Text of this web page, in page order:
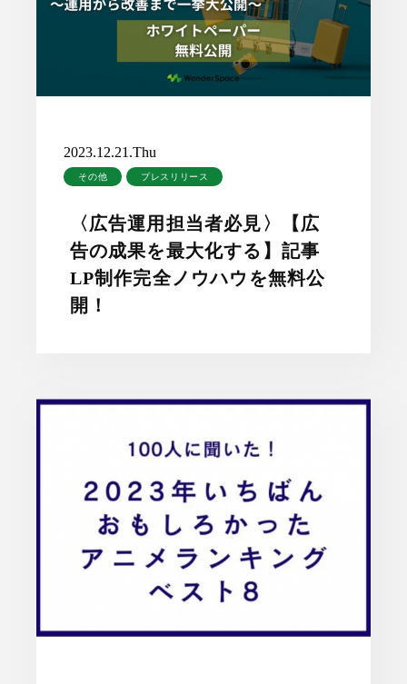
2023.12.21.Thu
その他 プレスリリース
〈広告運用担当者必見〉【広
告の成果を最大化する】記事
LP制作完全ノウハウを無料公
開！